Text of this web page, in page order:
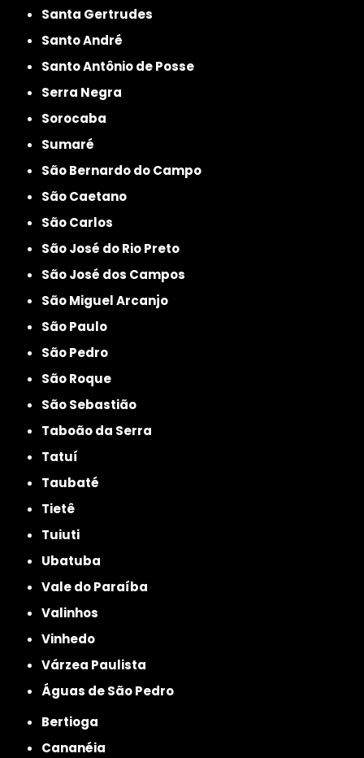
Santa Gertrudes
Santo André
Santo Antônio de Posse
Serra Negra
Sorocaba
Sumaré
São Bernardo do Campo
São Caetano
São Carlos
São José do Rio Preto
São José dos Campos
São Miguel Arcanjo
São Paulo
São Pedro
São Roque
São Sebastião
Taboão da Serra
Tatuí
Taubaté
Tietê
Tuiuti
Ubatuba
Vale do Paraíba
Valinhos
Vinhedo
Várzea Paulista
Águas de São Pedro
Bertioga
Cananéia